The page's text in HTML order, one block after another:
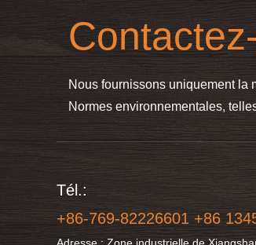
Nous fournissons uniquement la
Normes environnementales,
Tél.:
+86-769-82226601 +86